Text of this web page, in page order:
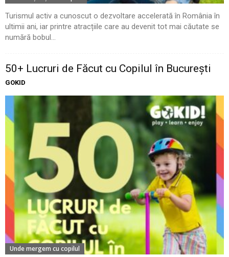
Turismul activ a cunoscut o dezvoltare accelerată în România în
ultimii ani, iar printre atracțiile care au devenit tot mai căutate se
numără bobul...
50+ Lucruri de Făcut cu Copilul în București
GOKID
Unde mergem cu copilul